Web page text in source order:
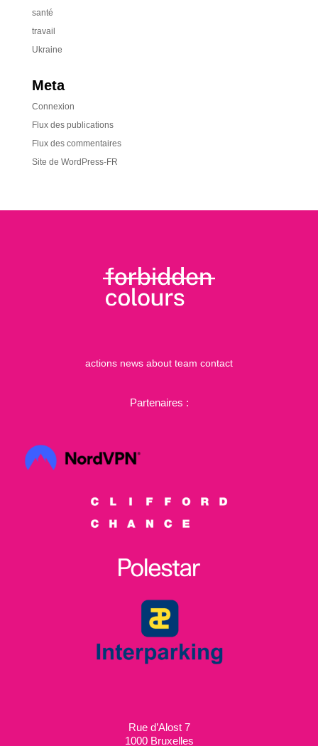
santé
travail
Ukraine
Meta
Connexion
Flux des publications
Flux des commentaires
Site de WordPress-FR
actions news about team contact
Partenaires :
Rue d’Alost 7
1000 Bruxelles